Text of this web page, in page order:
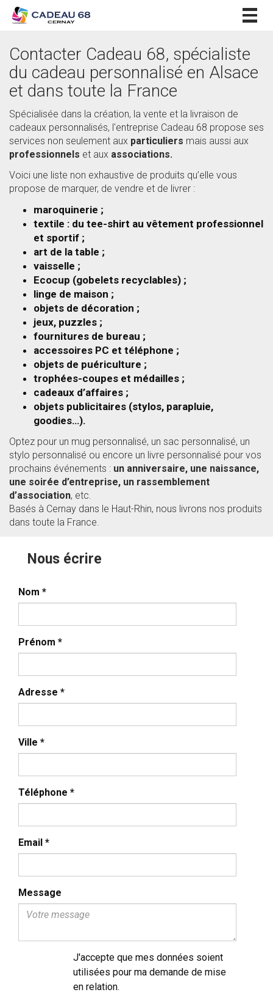
Contacter Cadeau 68, spécialiste
du cadeau personnalisé en Alsace
et dans toute la France
Spécialisée dans la création, la vente et la livraison de
cadeaux personnalisés, l'entreprise Cadeau 68 propose ses
services non seulement aux particuliers mais aussi aux
professionnels et aux associations.
Voici une liste non exhaustive de produits qu’elle vous
propose de marquer, de vendre et de livrer :
maroquinerie ;
textile : du tee-shirt au vêtement professionnel
et sportif ;
art de la table ;
vaisselle ;
Ecocup (gobelets recyclables) ;
linge de maison ;
objets de décoration ;
jeux, puzzles ;
fournitures de bureau ;
accessoires PC et téléphone ;
objets de puériculture ;
trophées-coupes et médailles ;
cadeaux d’affaires ;
objets publicitaires (stylos, parapluie,
goodies…).
Optez pour un mug personnalisé, un sac personnalisé, un
stylo personnalisé ou encore un livre personnalisé pour vos
prochains événements : un anniversaire, une naissance,
une soirée d’entreprise, un rassemblement
d’association, etc.
Basés à Cernay dans le Haut-Rhin, nous livrons nos produits
dans toute la France.
Nous écrire
Nom *
Prénom *
Adresse *
Ville *
Téléphone *
Email *
Message
J'accepte que mes données soient
utilisées pour ma demande de mise
en relation.